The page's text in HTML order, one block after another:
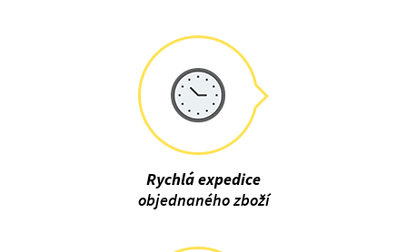
Rychlá expedice
objednaného zboží